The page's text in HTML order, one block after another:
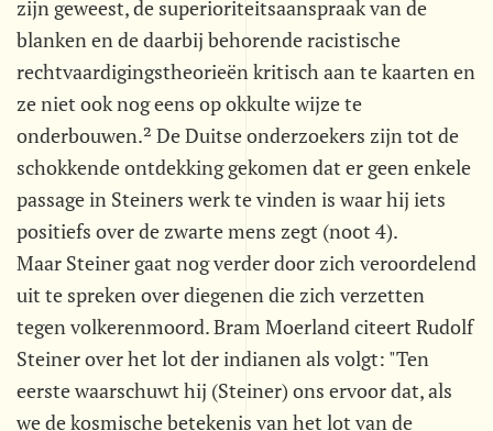
zijn geweest, de superioriteitsaanspraak van de
blanken en de daarbij behorende racistische
rechtvaardigingstheorieën kritisch aan te kaarten en
ze niet ook nog eens op okkulte wijze te
onderbouwen.² De Duitse onderzoekers zijn tot de
schokkende ontdekking gekomen dat er geen enkele
passage in Steiners werk te vinden is waar hij iets
positiefs over de zwarte mens zegt (noot 4).
Maar Steiner gaat nog verder door zich veroordelend
uit te spreken over diegenen die zich verzetten
tegen volkerenmoord. Bram Moerland citeert Rudolf
Steiner over het lot der indianen als volgt: "Ten
eerste waarschuwt hij (Steiner) ons ervoor dat, als
we de kosmische betekenis van het lot van de